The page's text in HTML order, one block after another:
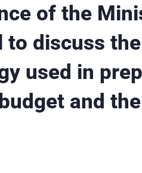
of the
to discuss
used in
and